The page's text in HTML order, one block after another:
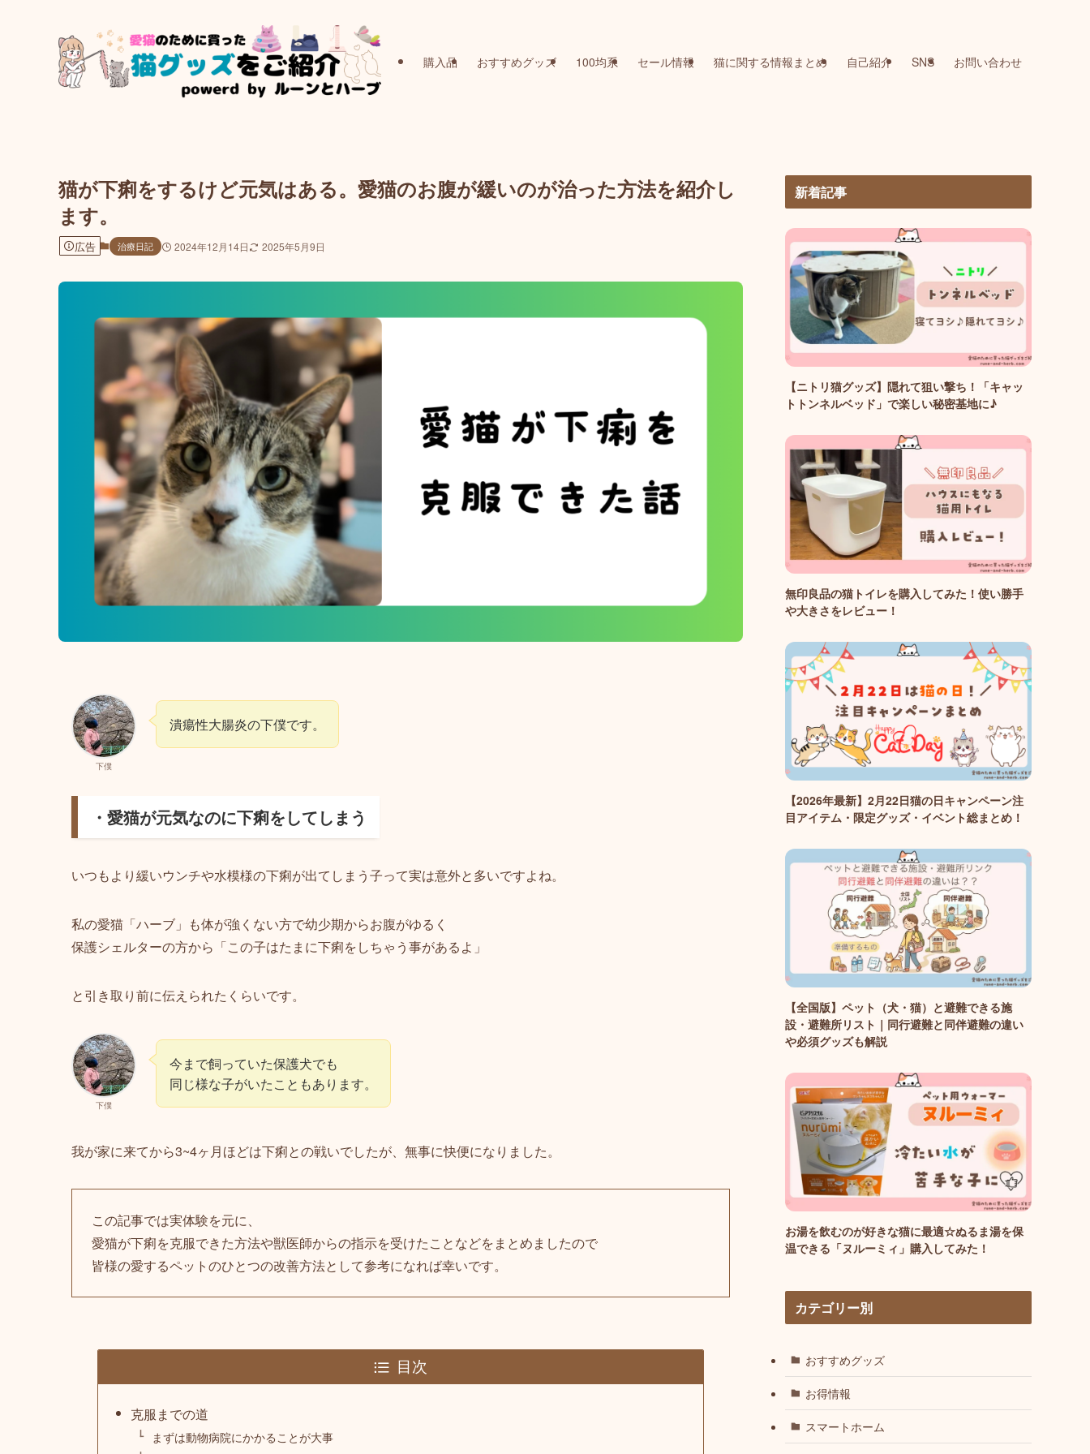
購入品 おすすめグッズ 100均系 セール情報 猫に関する情報まとめ 自己紹介 SNS お問い合わせ
猫が下痢をするけど元気はある。愛猫のお腹が緩いのが治った方法を紹介し
ます。
広告 治療日記 2024年12月14日 2025年5月9日
下僕
潰瘍性大腸炎の下僕です。
・愛猫が元気なのに下痢をしてしまう
いつもより緩いウンチや水模様の下痢が出てしまう子って実は意外と多いですよね。
私の愛猫「ハーブ」も体が強くない方で幼少期からお腹がゆるく
保護シェルターの方から「この子はたまに下痢をしちゃう事があるよ」
と引き取り前に伝えられたくらいです。
下僕
今まで飼っていた保護犬でも
同じ様な子がいたこともあります。
我が家に来てから3~4ヶ月ほどは下痢との戦いでしたが、無事に快便になりました。
この記事では実体験を元に、
愛猫が下痢を克服できた方法や獣医師からの指示を受けたことなどをまとめましたので
皆様の愛するペットのひとつの改善方法として参考になれば幸いです。
目次
克服までの道
まずは動物病院にかかることが大事
新着記事
【ニトリ猫グッズ】隠れて狙い撃ち！「キャッ
トトンネルベッド」で楽しい秘密基地に♪
無印良品の猫トイレを購入してみた！使い勝手
や大きさをレビュー！
【2026年最新】2月22日猫の日キャンペーン注
目アイテム・限定グッズ・イベント総まとめ！
【全国版】ペット（犬・猫）と避難できる施
設・避難所リスト｜同行避難と同伴避難の違い
や必須グッズも解説
お湯を飲むのが好きな猫に最適☆ぬるま湯を保
温できる「ヌルーミィ」購入してみた！
カテゴリー別
おすすめグッズ
お得情報
スマートホーム